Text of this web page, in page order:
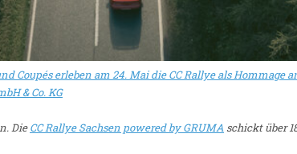
Coupés erleben am 24. Mai die CC Rallye als Hommage
& Co. KG
DieCC Rallye Sachsen powered by GRUMA schickt über